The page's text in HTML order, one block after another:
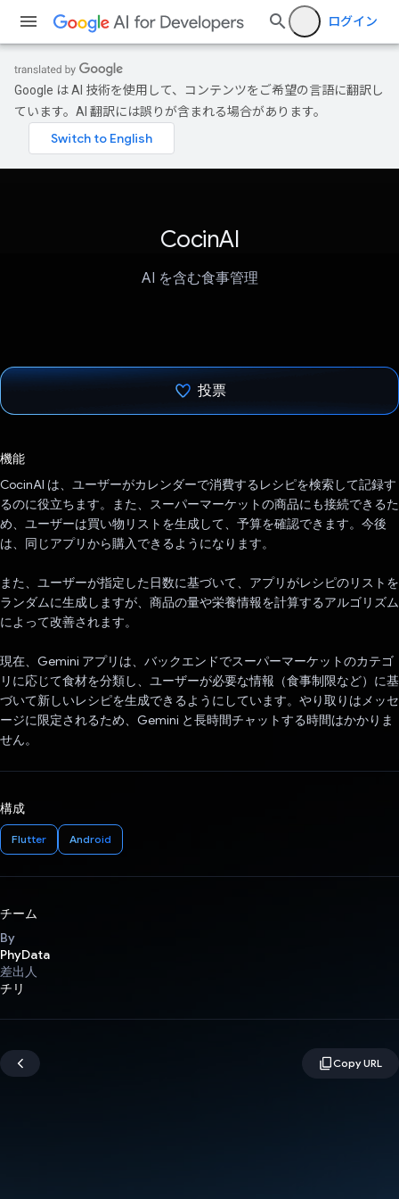
ログイン
Google は AI 技術を使用して、コンテンツをご希望の言語に翻訳し
ています。AI 翻訳には誤りが含まれる場合があります。
CocinAI
AI を含む食事管理
投票
機能
CocinAI は、ユーザーがカレンダーで消費するレシピを検索して記録す
るのに役立ちます。また、スーパーマーケットの商品にも接続できるた
め、ユーザーは買い物リストを生成して、予算を確認できます。今後
は、同じアプリから購入できるようになります。
また、ユーザーが指定した日数に基づいて、アプリがレシピのリストを
ランダムに生成しますが、商品の量や栄養情報を計算するアルゴリズム
によって改善されます。
現在、Gemini アプリは、バックエンドでスーパーマーケットのカテゴ
リに応じて食材を分類し、ユーザーが必要な情報（食事制限など）に基
づいて新しいレシピを生成できるようにしています。やり取りはメッセ
ージに限定されるため、Gemini と長時間チャットする時間はかかりま
せん。
構成
Flutter Android
チーム
By
PhyData
差出人
チリ